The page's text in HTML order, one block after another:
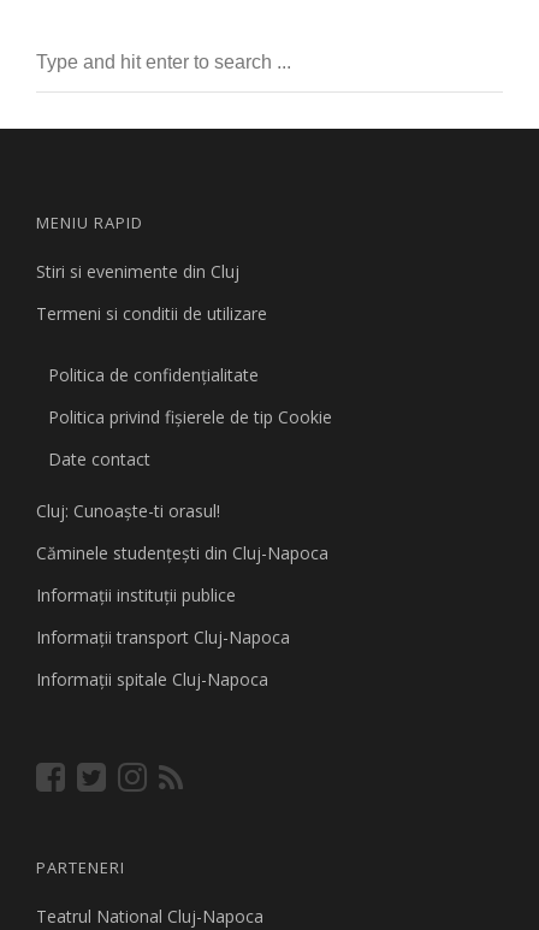
MENIU RAPID
Stiri si evenimente din Cluj
Termeni si conditii de utilizare
Politica de confidențialitate
Politica privind fişierele de tip Cookie
Date contact
Cluj: Cunoaşte-ti orasul!
Căminele studenţeşti din Cluj-Napoca
Informaţii instituţii publice
Informaţii transport Cluj-Napoca
Informaţii spitale Cluj-Napoca
PARTENERI
Teatrul National Cluj-Napoca